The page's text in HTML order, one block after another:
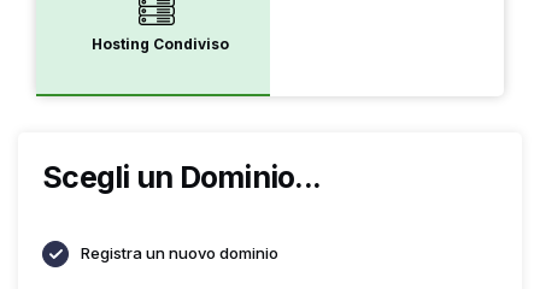
Hosting Condiviso
Scegli un Dominio...
Registra un nuovo dominio